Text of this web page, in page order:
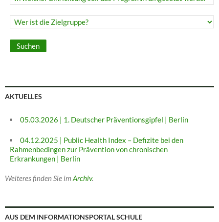
AKTUELLES
05.03.2026 | 1. Deutscher Präventionsgipfel | Berlin
04.12.2025 | Public Health Index – Defizite bei den
Rahmenbedingen zur Prävention von chronischen
Erkrankungen | Berlin
Weiteres finden Sie im Archiv.
AUS DEM INFORMATIONSPORTAL SCHULE